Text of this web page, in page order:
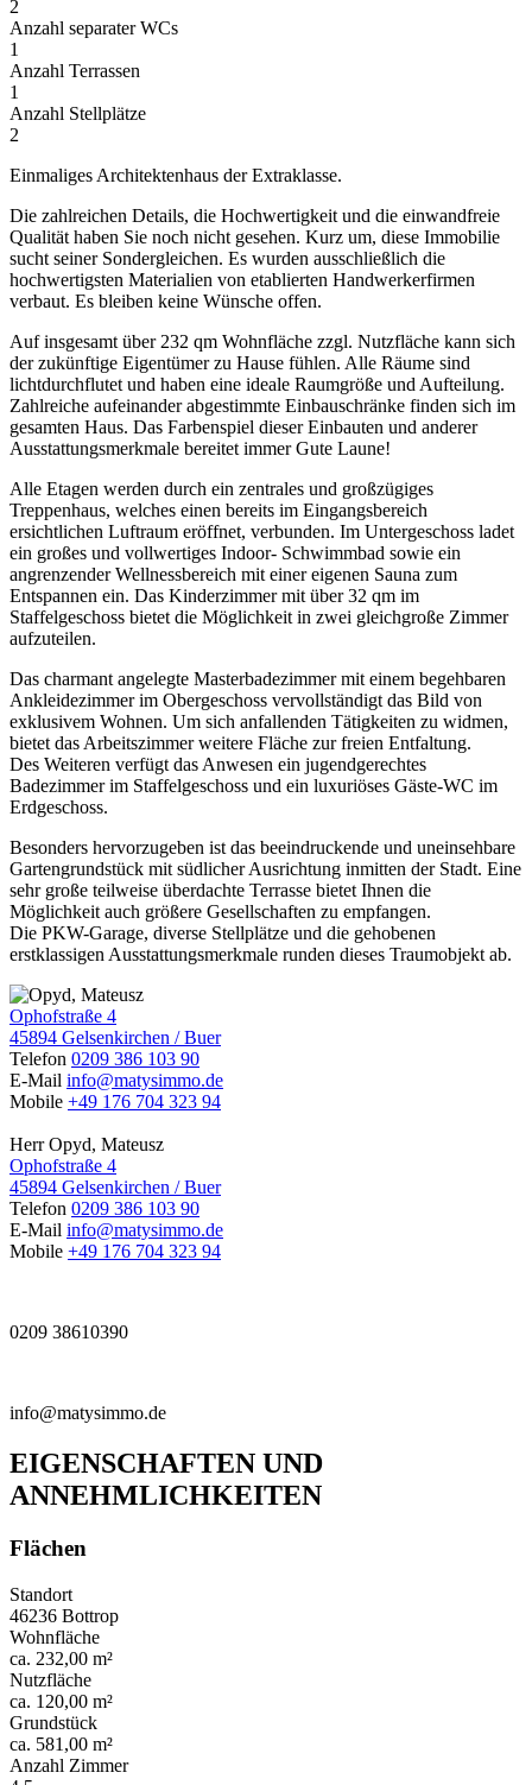
2
Anzahl separater WCs
1
Anzahl Terrassen
1
Anzahl Stellplätze
2
Einmaliges Architektenhaus der Extraklasse.
Die zahlreichen Details, die Hochwertigkeit und die einwandfreie
Qualität haben Sie noch nicht gesehen. Kurz um, diese Immobilie
sucht seiner Sondergleichen. Es wurden ausschließlich die
hochwertigsten Materialien von etablierten Handwerkerfirmen
verbaut. Es bleiben keine Wünsche offen.
Auf insgesamt über 232 qm Wohnfläche zzgl. Nutzfläche kann sich
der zukünftige Eigentümer zu Hause fühlen. Alle Räume sind
lichtdurchflutet und haben eine ideale Raumgröße und Aufteilung.
Zahlreiche aufeinander abgestimmte Einbauschränke finden sich im
gesamten Haus. Das Farbenspiel dieser Einbauten und anderer
Ausstattungsmerkmale bereitet immer Gute Laune!
Alle Etagen werden durch ein zentrales und großzügiges
Treppenhaus, welches einen bereits im Eingangsbereich
ersichtlichen Luftraum eröffnet, verbunden. Im Untergeschoss ladet
ein großes und vollwertiges Indoor- Schwimmbad sowie ein
angrenzender Wellnessbereich mit einer eigenen Sauna zum
Entspannen ein. Das Kinderzimmer mit über 32 qm im
Staffelgeschoss bietet die Möglichkeit in zwei gleichgroße Zimmer
aufzuteilen.
Das charmant angelegte Masterbadezimmer mit einem begehbaren
Ankleidezimmer im Obergeschoss vervollständigt das Bild von
exklusivem Wohnen. Um sich anfallenden Tätigkeiten zu widmen,
bietet das Arbeitszimmer weitere Fläche zur freien Entfaltung.
Des Weiteren verfügt das Anwesen ein jugendgerechtes
Badezimmer im Staffelgeschoss und ein luxuriöses Gäste-WC im
Erdgeschoss.
Besonders hervorzugeben ist das beeindruckende und uneinsehbare
Gartengrundstück mit südlicher Ausrichtung inmitten der Stadt. Eine
sehr große teilweise überdachte Terrasse bietet Ihnen die
Möglichkeit auch größere Gesellschaften zu empfangen.
Die PKW-Garage, diverse Stellplätze und die gehobenen
erstklassigen Ausstattungsmerkmale runden dieses Traumobjekt ab.
Ophofstraße 4
45894 Gelsenkirchen / Buer
Telefon 0209 386 103 90
E-Mail info@matysimmo.de
Mobile +49 176 704 323 94
Herr Opyd, Mateusz
Ophofstraße 4
45894 Gelsenkirchen / Buer
Telefon 0209 386 103 90
E-Mail info@matysimmo.de
Mobile +49 176 704 323 94
0209 38610390
info@matysimmo.de
EIGENSCHAFTEN UND
ANNEHMLICHKEITEN
Flächen
Standort
46236 Bottrop
Wohnfläche
ca. 232,00 m²
Nutzfläche
ca. 120,00 m²
Grundstück
ca. 581,00 m²
Anzahl Zimmer